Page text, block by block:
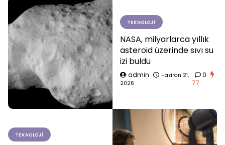
TEKNOLOJI
NASA, milyarlarca yıllık
asteroid üzerinde sıvı su
izi buldu
admin
Haziran 21,
2026
0
77
TEKNOLOJI